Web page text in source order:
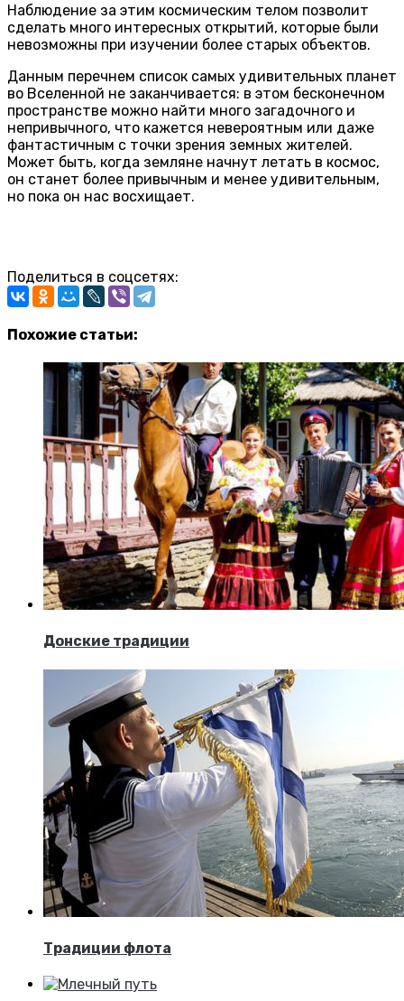
Наблюдение за этим космическим телом позволит
сделать много интересных открытий, которые были
невозможны при изучении более старых объектов.
Данным перечнем список самых удивительных планет
во Вселенной не заканчивается: в этом бесконечном
пространстве можно найти много загадочного и
непривычного, что кажется невероятным или даже
фантастичным с точки зрения земных жителей.
Может быть, когда земляне начнут летать в космос,
он станет более привычным и менее удивительным,
но пока он нас восхищает.
Поделиться в соцсетях:
Похожие статьи:
Донские традиции
Традиции флота